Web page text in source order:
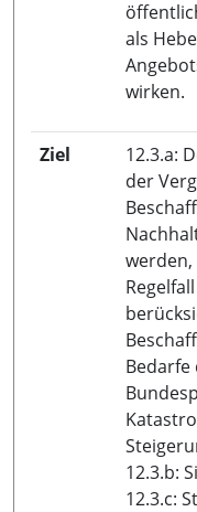
als
wirken.
Ziel
12.3.a:
der
werden,
12.3.b:
12.3.c: